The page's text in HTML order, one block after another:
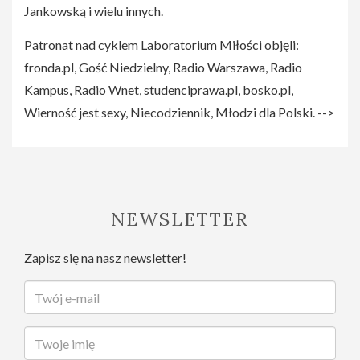
Jankowską i wielu innych.
Patronat nad cyklem Laboratorium Miłości objęli:
fronda.pl, Gość Niedzielny, Radio Warszawa, Radio
Kampus, Radio Wnet, studenciprawa.pl, bosko.pl,
Wierność jest sexy, Niecodziennik, Młodzi dla Polski. -->
NEWSLETTER
Zapisz się na nasz newsletter!